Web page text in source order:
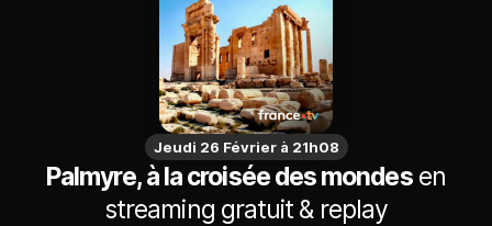
Jeudi 26 Février à 21h08
Palmyre, à la croisée des mondesen
streaming gratuit & replay